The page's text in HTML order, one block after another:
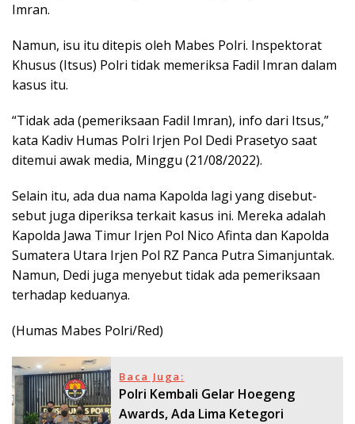
Imran.
Namun, isu itu ditepis oleh Mabes Polri. Inspektorat
Khusus (Itsus) Polri tidak memeriksa Fadil Imran dalam
kasus itu.
“Tidak ada (pemeriksaan Fadil Imran), info dari Itsus,”
kata Kadiv Humas Polri Irjen Pol Dedi Prasetyo saat
ditemui awak media, Minggu (21/08/2022).
Selain itu, ada dua nama Kapolda lagi yang disebut-
sebut juga diperiksa terkait kasus ini. Mereka adalah
Kapolda Jawa Timur Irjen Pol Nico Afinta dan Kapolda
Sumatera Utara Irjen Pol RZ Panca Putra Simanjuntak.
Namun, Dedi juga menyebut tidak ada pemeriksaan
terhadap keduanya.
(Humas Mabes Polri/Red)
Baca Juga:
Polri Kembali Gelar Hoegeng
Awards, Ada Lima Ketegori